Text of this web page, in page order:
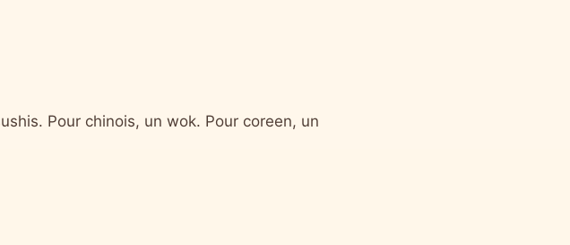
Pour chinois, un wok. Pour coreen, un